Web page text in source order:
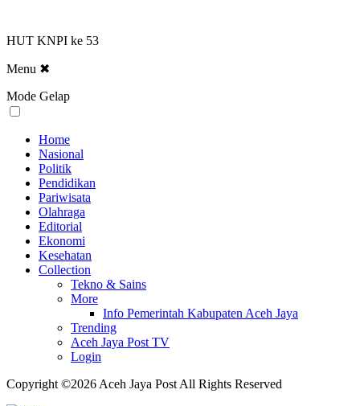
HUT KNPI ke 53
Menu ✖
Mode Gelap
Home
Nasional
Politik
Pendidikan
Pariwisata
Olahraga
Editorial
Ekonomi
Kesehatan
Collection
Tekno & Sains
More
Info Pemerintah Kabupaten Aceh Jaya
Trending
Aceh Jaya Post TV
Login
Copyright ©2026 Aceh Jaya Post All Rights Reserved